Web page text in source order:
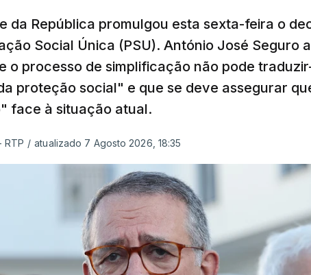
da República promulgou esta sexta-feira o
Social Única (PSU). António José Seguro
o processo de simplificação não pode
proteção social" e que se deve assegurar
face à situação atual.
RTP / atualizado 7 Agosto 2026, 18:35